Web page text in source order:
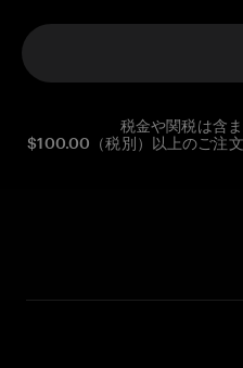
税金や関税は含
$100.00（税別）以上のご注